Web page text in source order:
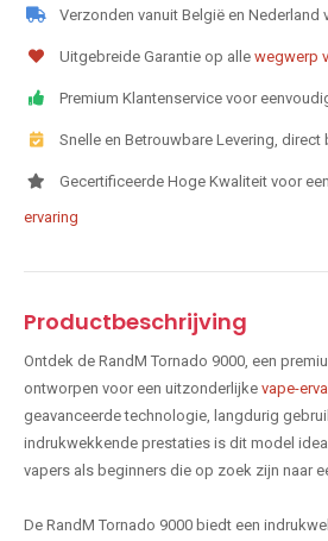
Verzonden vanuit België en Nederland
Uitgebreide Garantie op alle wegwerp
Premium Klantenservice voor
Snelle en Betrouwbare Levering, direct
Gecertificeerde Hoge Kwaliteit voor
ervaring
Productbeschrijving
Ontdek de RandM Tornado 9000, een
ontworpen voor een uitzonderlijke vape-
geavanceerde technologie, langdurig
indrukwekkende prestaties is dit model
vapers als beginners die op zoek zijn naar
De RandM Tornado 9000 biedt een